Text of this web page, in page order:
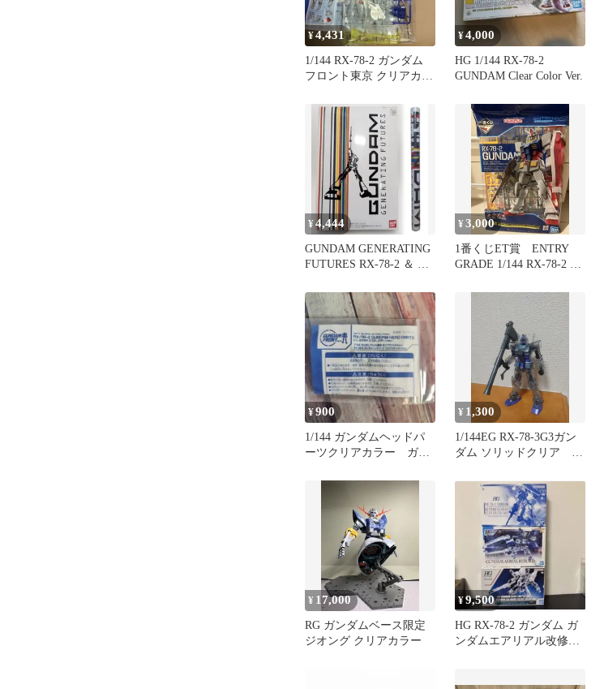
¥4,431
1/144 RX-78-2 ガンダム
フロント東京 クリアカラ
¥4,000
HG 1/144 RX-78-2
GUNDAM Clear Color Ver.
¥4,444
GUNDAM GENERATING
FUTURES RX-78-2 ＆ ポ
¥3,000
1番くじET賞 ENTRY
GRADE 1/144 RX-78-2 ガ
¥900
1/144 ガンダムヘッドパ
ーツクリアカラー ガン
¥ 1,300
1/144EG RX-78-3G3ガン
ダム ソリッドクリア 同
¥ 17,000
RG ガンダムベース限定
ジオング クリアカラー
¥9,500
HG RX-78-2 ガンダム ガ
ンダムエアリアル改修型